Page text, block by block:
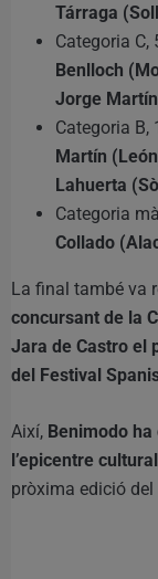
Tárraga
Categoria C,
Benlloch
Jorge
Categoria B,
Martín
Lahuerta
Categoria
Collado
La final també va
concursant de la
Jara de Castro el
del Festival
Així, Benimodo
l’epicentre
pròxima edició del